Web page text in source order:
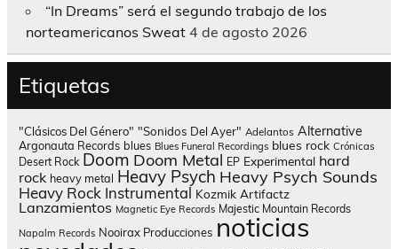
“In Dreams” será el segundo trabajo de los
norteamericanos Sweat 4 de agosto 2026
Etiquetas
"Clásicos Del Género" "Sonidos Del Ayer" Adelantos Alternative
Argonauta Records blues Blues Funeral Recordings blues rock Crónicas
Desert Rock Doom Doom Metal EP Experimental hard
rock heavy metal Heavy Psych Heavy Psych Sounds
Heavy Rock Instrumental Kozmik Artifactz
Lanzamientos Magnetic Eye Records Majestic Mountain Records
Napalm Records Nooirax Producciones noticias